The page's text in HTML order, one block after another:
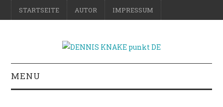
STARTSEITE AUTOR IMPRESSUM
MENU